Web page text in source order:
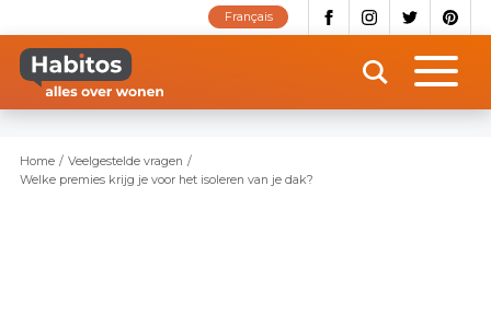
naar
inhoud
gaan
Français
Home
Veelgestelde vragen
Welke premies krijg je voor het isoleren van je dak?